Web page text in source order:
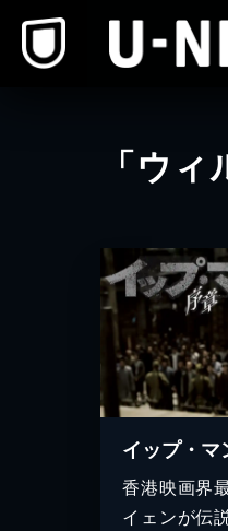
「ウ
イップ・マ
香港映画界
イェンが伝